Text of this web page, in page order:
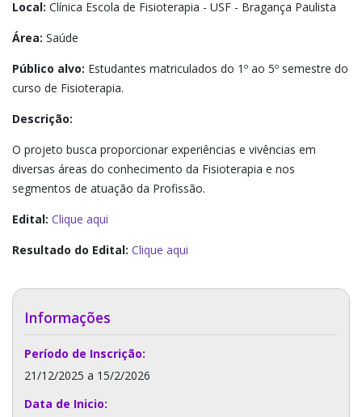
Local: Clínica Escola de Fisioterapia - USF - Bragança Paulista
Área: Saúde
Público alvo: Estudantes matriculados do 1º ao 5º semestre do
curso de Fisioterapia.
Descrição:
O projeto busca proporcionar experiências e vivências em
diversas áreas do conhecimento da Fisioterapia e nos
segmentos de atuação da Profissão.
Edital: Clique aqui
Resultado do Edital: Clique aqui
Informações
Período de Inscrição:
21/12/2025 a 15/2/2026
Data de Inicio: